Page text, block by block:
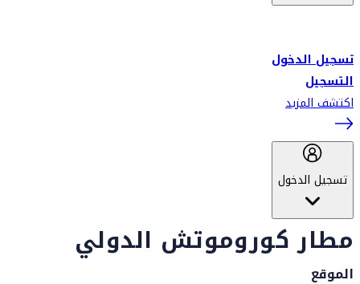
تسجيل الدخول
التسجيل
اكتشف المزيد
تسجيل الدخول
مطار كوروموتش الدولي
الموقع